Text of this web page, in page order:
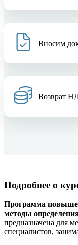
Вносим
Возврат
Подробнее о
Программа
методы
предназначена для
специалистов,